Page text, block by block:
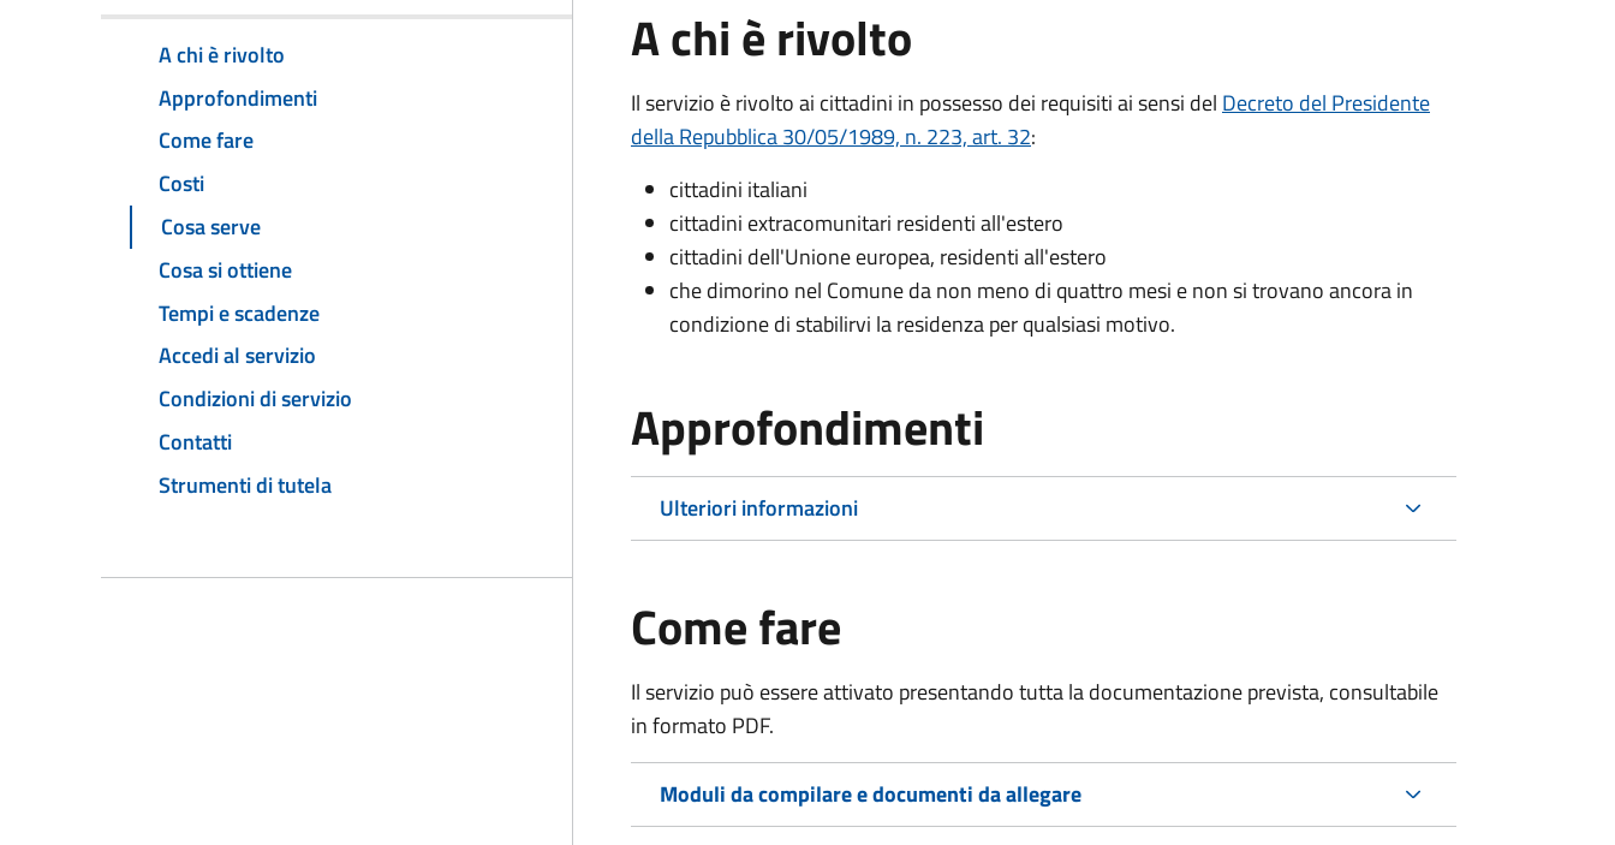
A chi è rivolto
Approfondimenti
Come fare
Costi
Cosa serve
Cosa si ottiene
Tempi e scadenze
Accedi al servizio
Condizioni di servizio
Contatti
Strumenti di tutela
A chi è rivolto
Il servizio è rivolto ai cittadini in possesso dei requisiti ai sensi del Decreto del Presidente
della Repubblica 30/05/1989, n. 223, art. 32:
cittadini italiani
cittadini extracomunitari residenti all'estero
cittadini dell'Unione europea, residenti all'estero
che dimorino nel Comune da non meno di quattro mesi e non si trovano ancora in
condizione di stabilirvi la residenza per qualsiasi motivo.
Approfondimenti
Ulteriori informazioni
Come fare
Il servizio può essere attivato presentando tutta la documentazione prevista, consultabile
in formato PDF.
Moduli da compilare e documenti da allegare